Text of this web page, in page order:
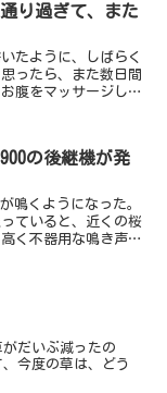
り過ぎて、また
たように、しばらく
ったら、また数日間
腹をマッサージした
の後継機が発
鳴くようになった。
ていると、近くの桜
く不器用な鳴き声が
だいぶ減ったの
今度の草は、どう